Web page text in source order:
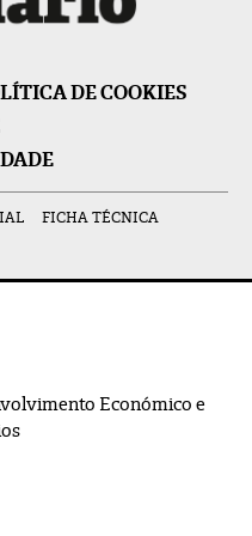
DE COOKIES
FICHA TÉCNICA
Económico e